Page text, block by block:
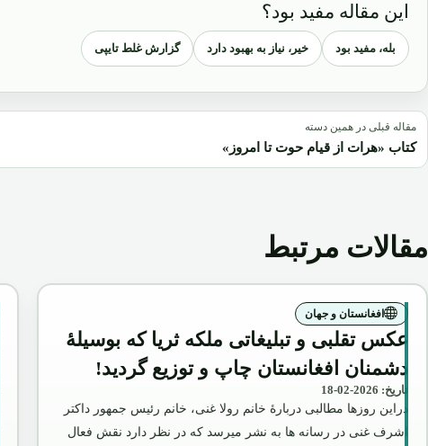
این مقاله مفید بود؟
بله، مفید بود خیر، نیاز به بهبود دارد گزارش غلط تایپی
مقاله قبلی در همین دسته
کتاب «هرات از قیام حوت تا امروز»
مقالات مرتبط
افغانستان و جهان
عکس تقلبی و تبلیغاتی ملکه ثریا که بوسیلۀ
دشمنان افغانستان چاپ و توزیع گردید!
تاریخ: 2026-02-18
دراین روزها مطالبی دربارۀ خانم رولا غنی، خانم رئیس جمهور داکتر
اشرف غنی در رسانه ها به نشر میرسد که در نظر دارد نقش فعال